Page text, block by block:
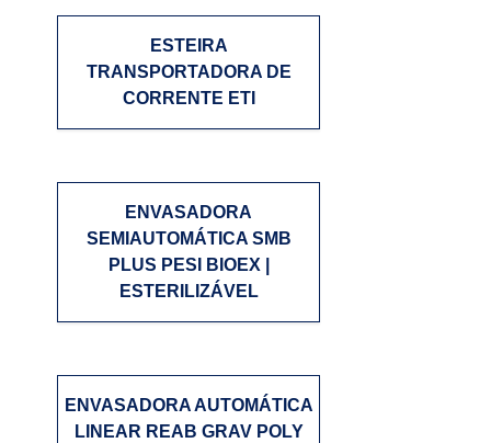
ESTEIRA
TRANSPORTADORA DE
CORRENTE ETI
ENVASADORA
SEMIAUTOMÁTICA SMB
PLUS PESI BIOEX |
ESTERILIZÁVEL
ENVASADORA AUTOMÁTICA
LINEAR REAB GRAV POLY